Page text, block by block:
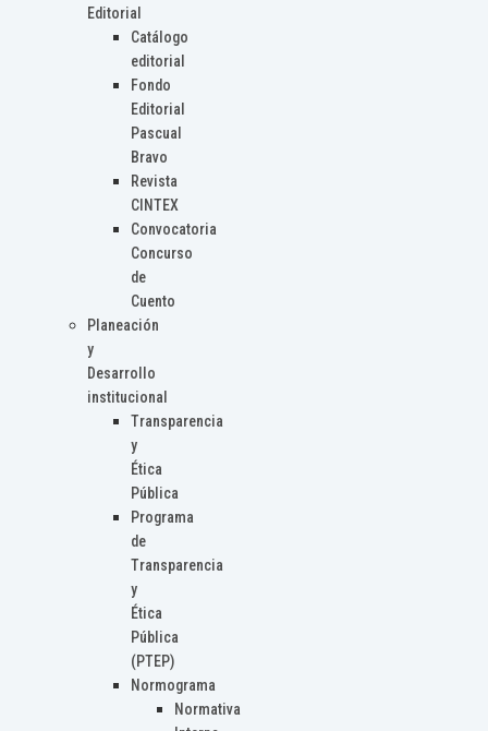
Editorial
Catálogo
editorial
Fondo
Editorial
Pascual
Bravo
Revista
CINTEX
Convocatoria
Concurso
de
Cuento
Planeación
y
Desarrollo
institucional
Transparencia
y
Ética
Pública
Programa
de
Transparencia
y
Ética
Pública
(PTEP)
Normograma
Normativa